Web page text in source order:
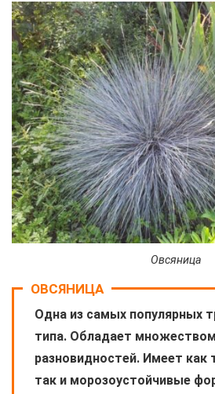
Овсяница
ОВСЯНИЦА
Одна из самых популярных
типа. Обладает множеством
разновидностей. Имеет как
так и морозоустойчивые